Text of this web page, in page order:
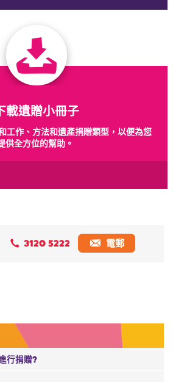
行捐贈?
載遺贈小冊子
工作、方法和遺產捐贈類型，以便為您
供全方位的幫助。
3120 5222 電郵